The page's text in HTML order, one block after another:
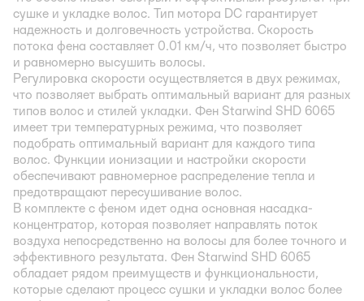
сушке и укладке волос. Тип мотора DC гарантирует
надежность и долговечность устройства. Скорость
потока фена составляет 0.01 км/ч, что позволяет быстро
и равномерно высушить волосы.
Регулировка скорости осуществляется в двух режимах,
что позволяет выбрать оптимальный вариант для разных
типов волос и стилей укладки. Фен Starwind SHD 6065
имеет три температурных режима, что позволяет
подобрать оптимальный вариант для каждого типа
волос. Функции ионизации и настройки скорости
обеспечивают равномерное распределение тепла и
предотвращают пересушивание волос.
В комплекте с феном идет одна основная насадка-
концентратор, которая позволяет направлять поток
воздуха непосредственно на волосы для более точного и
эффективного результата. Фен Starwind SHD 6065
обладает рядом преимуществ и функциональности,
которые сделают процесс сушки и укладки волос более